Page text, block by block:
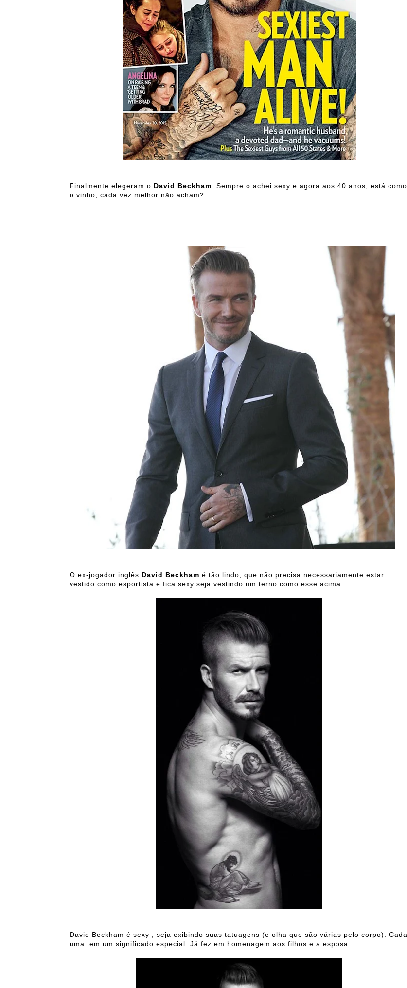
Finalmente elegeram o David Beckham . Sempre o achei sexy e agora aos 40 anos, está como
o vinho, cada vez melhor não acham?
O ex-jogador inglês David Beckham é tão lindo, que não precisa necessariamente estar
vestido como esportista e fica sexy seja vestindo um terno como esse acima...
David Beckham é sexy , seja exibindo suas tatuagens (e olha que são várias pelo corpo). Cada
uma tem um significado especial. Já fez em homenagem aos filhos e a esposa.